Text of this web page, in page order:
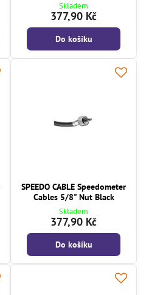
Skladem
377,90 Kč
Do košíku
SPEEDO CABLE Speedometer
Cables 5/8" Nut Black
Skladem
377,90 Kč
Do košíku